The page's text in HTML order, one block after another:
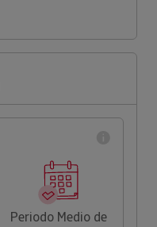
Periodo Medio de